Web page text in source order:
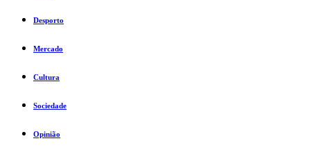
Desporto
Mercado
Cultura
Sociedade
Opinião